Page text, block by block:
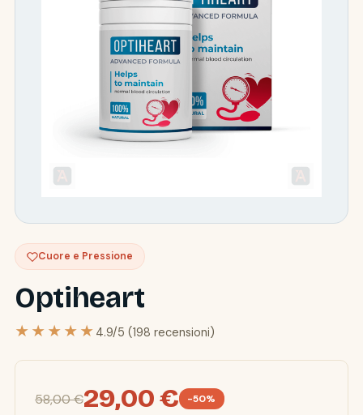
Cuore e Pressione
Optiheart
★★★★★ 4.9/5 (198 recensioni)
58,00 €29,00 € -50%